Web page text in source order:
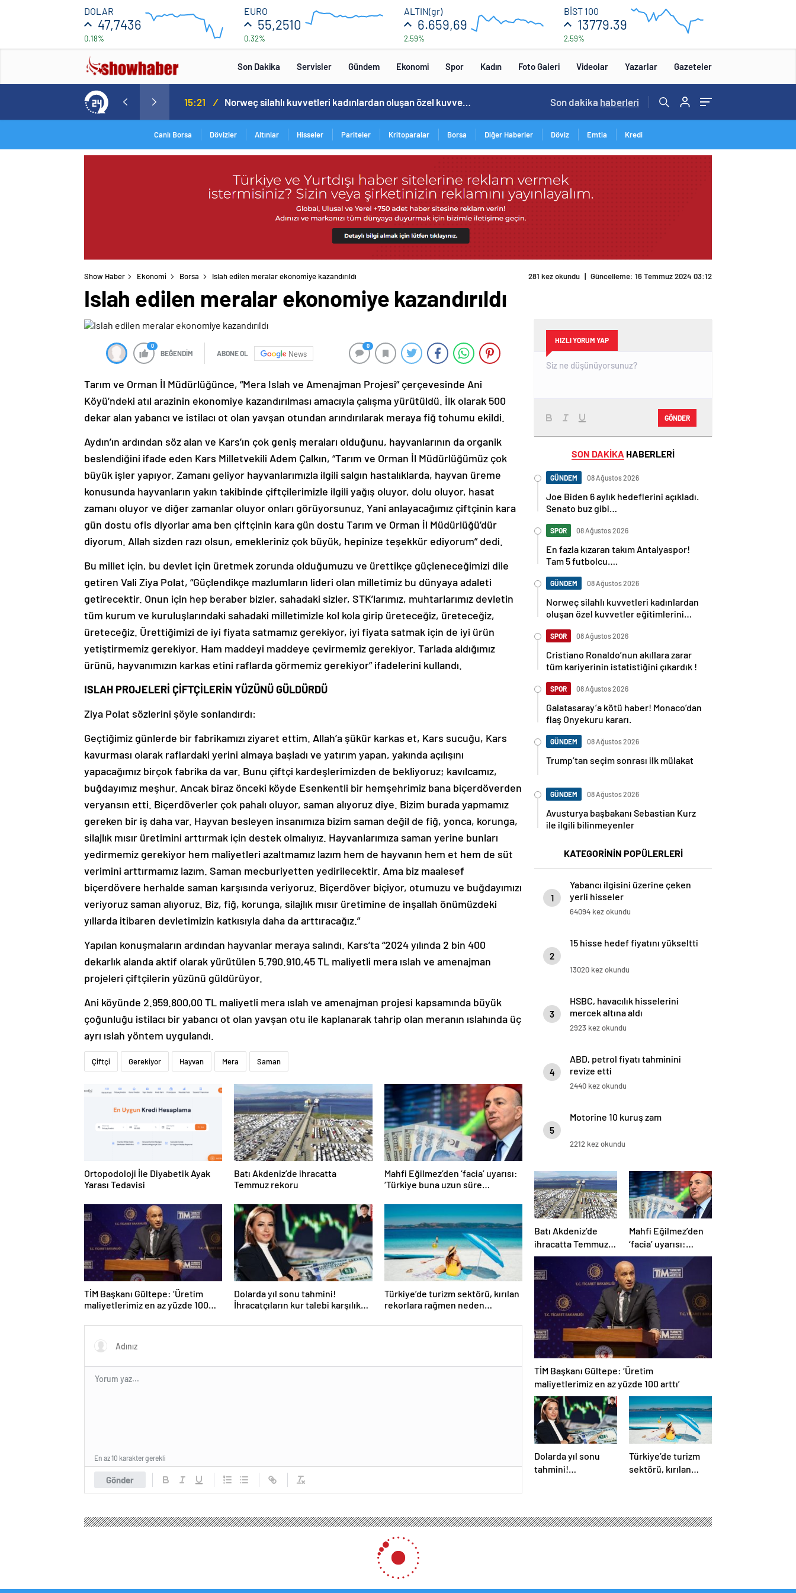
DOLAR
47,7436
0.18%
12:00 16:00
EURO
55,2510
0.32%
12:00 16:00
ALTIN(gr)
6.659,69
2,59%
12:00 16:00
BİST 100
13779.39
2,59%
12:00
Son Dakika Servisler Gündem Ekonomi Spor Kadın Foto Galeri Videolar Yazarlar Gazeteler
Norweç silahlı kuvvetleri kadınlardan oluşan özel kuvvetler eğitimlerini başlattı. 15:20 / Cristiano Ronaldo’nun akıllara zarar tüm kariyerinin istatistiğini çıkardık ! 14:57 /
Son dakika haberleri
Canlı Borsa Dövizler Altınlar Hisseler Pariteler Kritoparalar Borsa Diğer Haberler Döviz Emtia Kredi
Show Haber Ekonomi Borsa Islah edilen meralar ekonomiye kazandırıldı 281 kez okundu | Güncelleme: 16 Temmuz 2024 03:12
Islah edilen meralar ekonomiye kazandırıldı
0
BEĞENDİM ABONE OL News
0
Tarım ve Orman İl Müdürlüğünce, “Mera Islah ve Amenajman Projesi” çerçevesinde Ani
Köyü’ndeki atıl arazinin ekonomiye kazandırılması amacıyla çalışma yürütüldü. İlk olarak 500
dekar alan yabancı ve istilacı ot olan yavşan otundan arındırılarak meraya fiğ tohumu ekildi.
Aydın’ın ardından söz alan ve Kars’ın çok geniş meraları olduğunu, hayvanlarının da organik
beslendiğini ifade eden Kars Milletvekili Adem Çalkın, “Tarım ve Orman İl Müdürlüğümüz çok
büyük işler yapıyor. Zamanı geliyor hayvanlarımızla ilgili salgın hastalıklarda, hayvan üreme
konusunda hayvanların yakın takibinde çiftçilerimizle ilgili yağış oluyor, dolu oluyor, hasat
zamanı oluyor ve diğer zamanlar oluyor onları görüyorsunuz. Yani anlayacağımız çiftçinin kara
gün dostu ofis diyorlar ama ben çiftçinin kara gün dostu Tarım ve Orman İl Müdürlüğü’dür
diyorum. Allah sizden razı olsun, emekleriniz çok büyük, hepinize teşekkür ediyorum” dedi.
Bu millet için, bu devlet için üretmek zorunda olduğumuzu ve ürettikçe güçleneceğimizi dile
getiren Vali Ziya Polat, “Güçlendikçe mazlumların lideri olan milletimiz bu dünyaya adaleti
getirecektir. Onun için hep beraber bizler, sahadaki sizler, STK’larımız, muhtarlarımız devletin
tüm kurum ve kuruluşlarındaki sahadaki milletimizle kol kola girip üreteceğiz, üreteceğiz,
üreteceğiz. Ürettiğimizi de iyi fiyata satmamız gerekiyor, iyi fiyata satmak için de iyi ürün
yetiştirmemiz gerekiyor. Ham maddeyi maddeye çevirmemiz gerekiyor. Tarlada aldığımız
ürünü, hayvanımızın karkas etini raflarda görmemiz gerekiyor” ifadelerini kullandı.
ISLAH PROJELERİ ÇİFTÇİLERİN YÜZÜNÜ GÜLDÜRDÜ
Ziya Polat sözlerini şöyle sonlandırdı:
Geçtiğimiz günlerde bir fabrikamızı ziyaret ettim. Allah’a şükür karkas et, Kars sucuğu, Kars
kavurması olarak raflardaki yerini almaya başladı ve yatırım yapan, yakında açılışını
yapacağımız birçok fabrika da var. Bunu çiftçi kardeşlerimizden de bekliyoruz; kavılcamız,
buğdayımız meşhur. Ancak biraz önceki köyde Esenkentli bir hemşehrimiz bana biçerdöverden
veryansın etti. Biçerdöverler çok pahalı oluyor, saman alıyoruz diye. Bizim burada yapmamız
gereken bir iş daha var. Hayvan besleyen insanımıza bizim saman değil de fiğ, yonca, korunga,
silajlık mısır üretimini arttırmak için destek olmalıyız. Hayvanlarımıza saman yerine bunları
yedirmemiz gerekiyor hem maliyetleri azaltmamız lazım hem de hayvanın hem et hem de süt
verimini arttırmamız lazım. Saman mecburiyetten yedirilecektir. Ama biz maalesef
biçerdövere herhalde saman karşısında veriyoruz. Biçerdöver biçiyor, otumuzu ve buğdayımızı
veriyoruz saman alıyoruz. Biz, fiğ, korunga, silajlık mısır üretimine de inşallah önümüzdeki
yıllarda itibaren devletimizin katkısıyla daha da arttıracağız.”
Yapılan konuşmaların ardından hayvanlar meraya salındı. Kars’ta “2024 yılında 2 bin 400
dekarlık alanda aktif olarak yürütülen 5.790.910,45 TL maliyetli mera ıslah ve amenajman
projeleri çiftçilerin yüzünü güldürüyor.
Ani köyünde 2.959.800,00 TL maliyetli mera ıslah ve amenajman projesi kapsamında büyük
çoğunluğu istilacı bir yabancı ot olan yavşan otu ile kaplanarak tahrip olan meranın ıslahında üç
ayrı ıslah yöntem uygulandı.
Çiftçi Gerekiyor Hayvan Mera Saman
Ortopodoloji İle Diyabetik Ayak
Yarası Tedavisi
Batı Akdeniz’de ihracatta
Temmuz rekoru
Mahfi Eğilmez’den ‘facia’ uyarısı:
‘Türkiye buna uzun süre
TİM Başkanı Gültepe: ‘Üretim
maliyetlerimiz en az yüzde 100
Dolarda yıl sonu tahmini!
İhracatçıların kur talebi karşılık
Türkiye’de turizm sektörü, kırılan
rekorlara rağmen neden
Gönder
En az 10 karakter gerekli
HIZLI YORUM YAP
GÖNDER
SON DAKİKA HABERLERİ
GÜNDEM 08 Ağustos 2026
Joe Biden 6 aylık hedeflerini açıkladı.
Senato buz gibi…
SPOR 08 Ağustos 2026
En fazla kızaran takım Antalyaspor!
Tam 5 futbolcu….
GÜNDEM 08 Ağustos 2026
Norweç silahlı kuvvetleri kadınlardan
oluşan özel kuvvetler eğitimlerini
SPOR 08 Ağustos 2026
Cristiano Ronaldo’nun akıllara zarar
tüm kariyerinin istatistiğini çıkardık !
SPOR 08 Ağustos 2026
Galatasaray’a kötü haber! Monaco’dan
flaş Onyekuru kararı.
GÜNDEM 08 Ağustos 2026
Trump’tan seçim sonrası ilk mülakat
GÜNDEM 08 Ağustos 2026
Avusturya başbakanı Sebastian Kurz
ile ilgili bilinmeyenler
KATEGORİNİN POPÜLERLERİ
1
Yabancı ilgisini üzerine çeken
yerli hisseler
64094 kez okundu
2
15 hisse hedef fiyatını yükseltti
13020 kez okundu
3
HSBC, havacılık hisselerini
mercek altına aldı
2923 kez okundu
4
ABD, petrol fiyatı tahminini
revize etti
2440 kez okundu
5
Motorine 10 kuruş zam
2212 kez okundu
Batı Akdeniz’de
ihracatta Temmuz
rekoru
Mahfi Eğilmez’den
‘facia’ uyarısı:
‘Türkiye buna uzun
süre katlanamaz…’
TİM Başkanı Gültepe: ‘Üretim
maliyetlerimiz en az yüzde 100 arttı’
Dolarda yıl sonu
tahmini!
Türkiye’de turizm
sektörü, kırılan